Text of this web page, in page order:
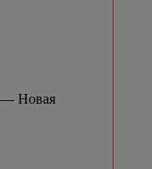
— Новая